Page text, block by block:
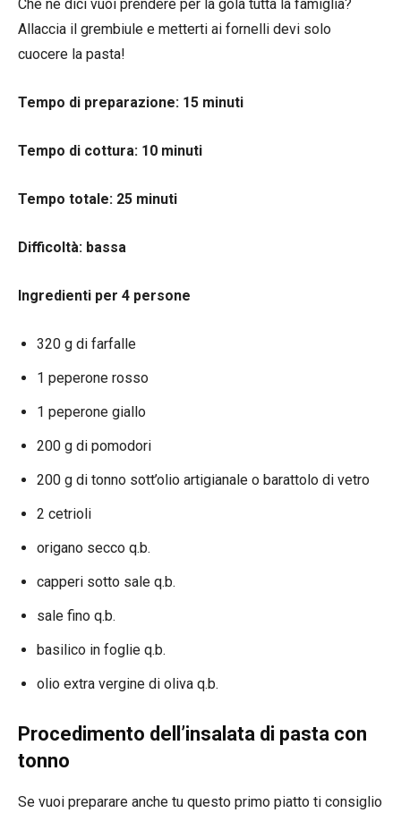
Che ne dici vuoi prendere per la gola tutta la famiglia?
Allaccia il grembiule e metterti ai fornelli devi solo
cuocere la pasta!
Tempo di preparazione: 15 minuti
Tempo di cottura: 10 minuti
Tempo totale: 25 minuti
Difficoltà: bassa
Ingredienti per 4 persone
320 g di farfalle
1 peperone rosso
1 peperone giallo
200 g di pomodori
200 g di tonno sott’olio artigianale o barattolo di vetro
2 cetrioli
origano secco q.b.
capperi sotto sale q.b.
sale fino q.b.
basilico in foglie q.b.
olio extra vergine di oliva q.b.
Procedimento dell’insalata di pasta con
tonno
Se vuoi preparare anche tu questo primo piatto ti consiglio